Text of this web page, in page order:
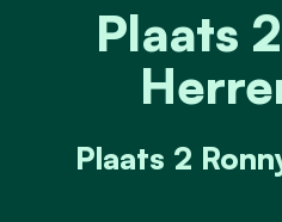
Plaats
Plaats 2